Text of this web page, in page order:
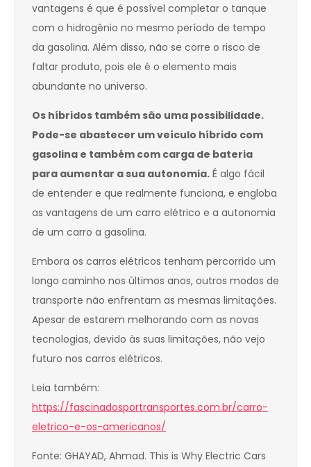
vantagens é que é possível completar o tanque
com o hidrogênio no mesmo período de tempo
da gasolina. Além disso, não se corre o risco de
faltar produto, pois ele é o elemento mais
abundante no universo.
Os híbridos também são uma possibilidade.
Pode-se abastecer um veículo híbrido com
gasolina e também com carga de bateria
para aumentar a sua autonomia. É algo fácil
de entender e que realmente funciona, e engloba
as vantagens de um carro elétrico e a autonomia
de um carro a gasolina.
Embora os carros elétricos tenham percorrido um
longo caminho nos últimos anos, outros modos de
transporte não enfrentam as mesmas limitações.
Apesar de estarem melhorando com as novas
tecnologias, devido às suas limitações, não vejo
futuro nos carros elétricos.
Leia também:
https://fascinadosportransportes.com.br/carro-
eletrico-e-os-americanos/
Fonte: GHAYAD, Ahmad. This is Why Electric Cars